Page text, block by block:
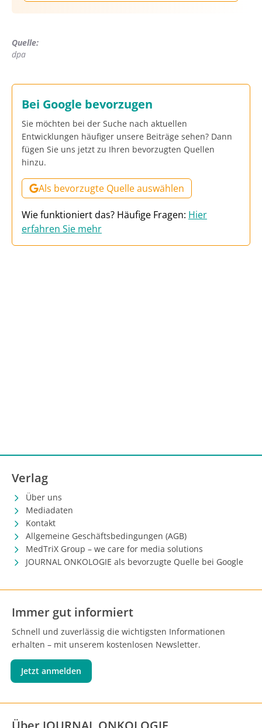
Quelle:
dpa
Bei Google bevorzugen
Sie möchten bei der Suche nach aktuellen
Entwicklungen häufiger unsere Beiträge sehen? Dann
fügen Sie uns jetzt zu Ihren bevorzugten Quellen
hinzu.
Als bevorzugte Quelle auswählen
Wie funktioniert das? Häufige Fragen: Hier
erfahren Sie mehr
Verlag
Über uns
Mediadaten
Kontakt
Allgemeine Geschäftsbedingungen (AGB)
MedTriX Group – we care for media solutions
JOURNAL ONKOLOGIE als bevorzugte Quelle bei Google
Immer gut informiert
Schnell und zuverlässig die wichtigsten Informationen
erhalten – mit unserem kostenlosen Newsletter.
Jetzt anmelden